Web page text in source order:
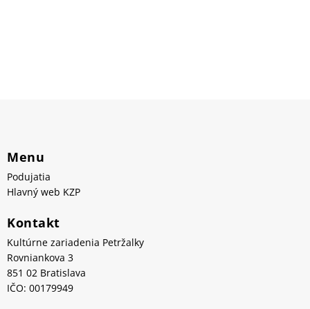
Menu
Podujatia
Hlavný web KZP
Kontakt
Kultúrne zariadenia Petržalky
Rovniankova 3
851 02 Bratislava
IČO: 00179949